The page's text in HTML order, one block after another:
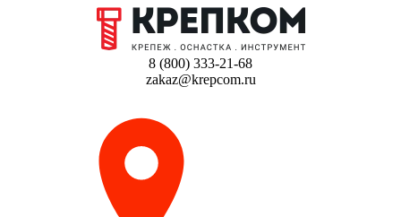
8 (800) 333-21-68
zakaz@krepcom.ru